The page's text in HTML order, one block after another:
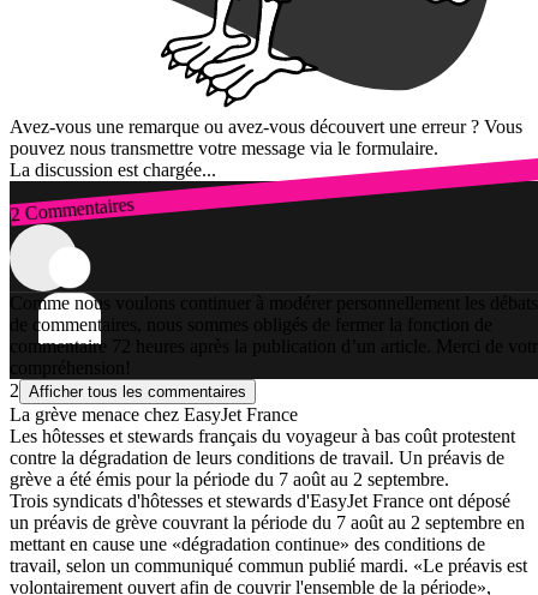
Avez-vous une remarque ou avez-vous découvert une erreur ? Vous
pouvez nous transmettre votre message via le formulaire.
La discussion est chargée...
2 Commentaires
Connexion
Comme nous voulons continuer à modérer personnellement les débats
de commentaires, nous sommes obligés de fermer la fonction de
commentaire 72 heures après la publication d’un article. Merci de
compréhension!
2 Afficher tous les commentaires
La grève menace chez EasyJet France
Les hôtesses et stewards français du voyageur à bas coût protestent
contre la dégradation de leurs conditions de travail. Un préavis de
grève a été émis pour la période du 7 août au 2 septembre.
Trois syndicats d'hôtesses et stewards d'EasyJet France ont déposé
un préavis de grève couvrant la période du 7 août au 2 septembre en
mettant en cause une «dégradation continue» des conditions de
travail, selon un communiqué commun publié mardi. «Le préavis est
volontairement ouvert afin de couvrir l'ensemble de la période»,